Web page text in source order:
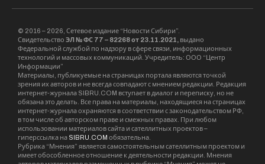
домов, подсчитали аналитики «Единого
данные Росстата. По данным Ерз.рф, в первом
квартале 2024 года лидируют по объемам
ввода многоквартирного жилья Санкт
Петербург, Москва, Новосибирская область, а
также Тюменская, Свердловская и Московская
области, Удмуртская Республика,
Нижегородская область, Краснодарский край, а
также Республика Татарстан.